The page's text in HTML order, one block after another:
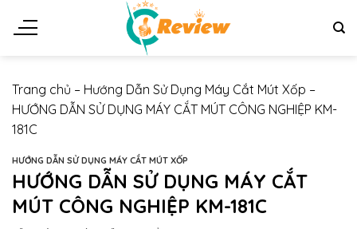
đến
Trang chủ – Hướng Dẫn Sử Dụng Máy Cắt Mút Xốp –
HƯỚNG DẪN SỬ DỤNG MÁY CẮT MÚT CÔNG NGHIỆP KM-
181C
HƯỚNG DẪN SỬ DỤNG MÁY CẮT MÚT XỐP
HƯỚNG DẪN SỬ DỤNG MÁY CẮT
MÚT CÔNG NGHIỆP KM-181C